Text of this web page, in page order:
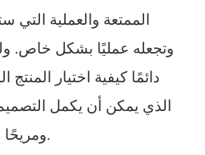
الممتعة والعملية
وتجعله عمليًا بشكل خاص.
دائمًا كيفية اختيار المنتج
الذي يمكن أن يكمل
ومريحًا وأصليًا وفقًا للمتطلبات.